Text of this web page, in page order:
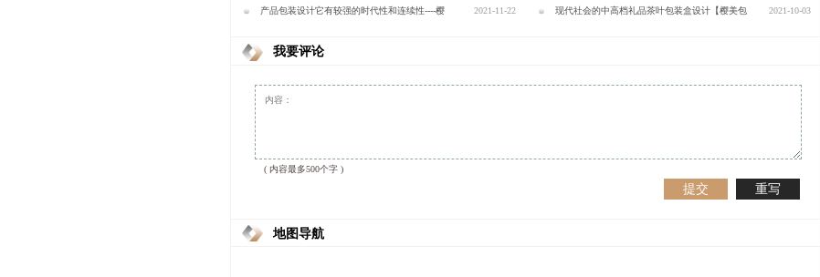
产品包装设计它有较强的时代性和连续性----樱 2021-11-22 现代社会的中高档礼品茶叶包装盒设计【樱美包 2021-10-03
我要评论
( 内容最多500个字 )
提交 重写
地图导航